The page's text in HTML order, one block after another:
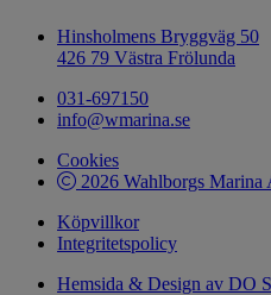
Hinsholmens Bryggväg 50
426 79 Västra Frölunda
031-697150
info@wmarina.se
Cookies
2026 Wahlborgs Marina
Köpvillkor
Integritetspolicy
Hemsida & Design av DO